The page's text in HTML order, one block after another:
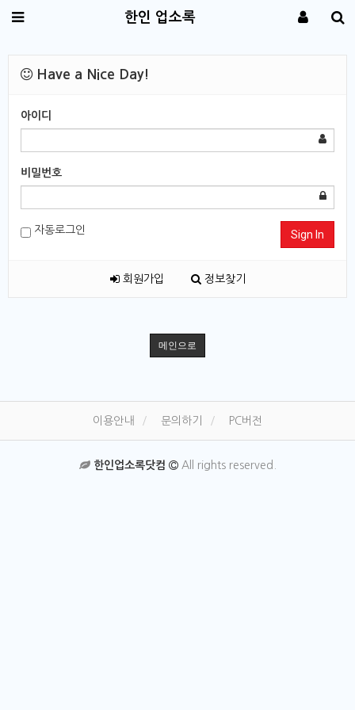
한인 업소록
Have a Nice Day!
아이디
비밀번호
자동로그인 Sign In
회원가입 정보찾기
메인으로
이용안내 문의하기 PC버전
한인업소록닷컴 All rights reserved.